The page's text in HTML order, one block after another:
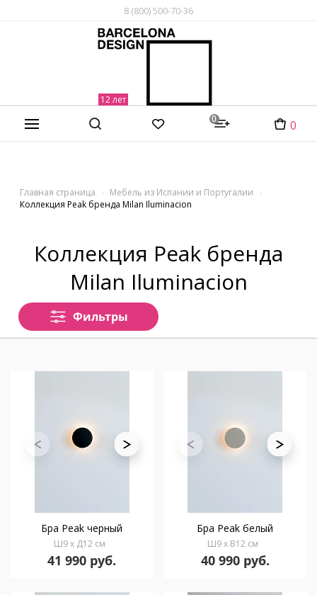
8 (800) 500-70-36
0 0
Главная страница
Мебель из Испании и Португалии
Коллекция Peak бренда Milan Iluminacion
Коллекция Peak бренда
Milan Iluminacion
Фильтры
Бра Peak черный
Ш9 x Д12 см
41 990 руб.
Бра Peak белый
Ш9 x В12 см
40 990 руб.